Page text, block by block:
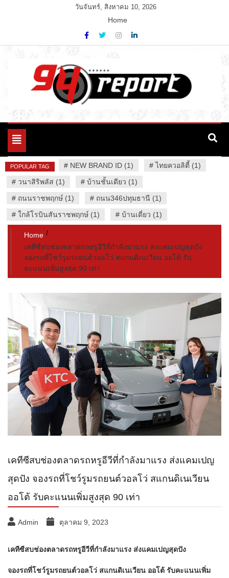
วันจันทร์, สิงหาคม 10, 2026
Home
94 Report.com
Variety News
Toggle
POPULAR TAG # NEW BRAND ID (1) #ไทยควอลิตี้ (1)
# วนาสิริพลัส (1) # บ้านชั้นเดียว (1)
# ถนนราชพฤกษ์ (1) # ถนน346ปทุมธานี (1)
# ใกล้โรบินสันราชพฤกษ์ (1) # บ้านเดี่ยว (1)
Home
เคทีซีสบช่องตลาดรถหรูอีวีที่กำลังมาแรง ส่งแคมเปญสุดปัง
จองรถที่โชว์รูมรถยนต์วอลโว่ สแกนดิเนเวียน ออโต้ รับ
คะแนนเพิ่มสูงสุด 90 เท่า
เคทีซีสบช่องตลาดรถหรูอีวีที่กำลังมาแรง ส่งแคมเปญ
สุดปัง จองรถที่โชว์รูมรถยนต์วอลโว่ สแกนดิเนเวียน
ออโต้ รับคะแนนเพิ่มสูงสุด 90 เท่า
Admin ตุลาคม 9, 2023
เคทีซีสบช่องตลาดรถหรูอีวีที่กำลังมาแรง ส่งแคมเปญสุดปัง
จองรถที่โชว์รูมรถยนต์วอลโว่ สแกนดิเนเวียน ออโต้ รับคะแนนเพิ่ม